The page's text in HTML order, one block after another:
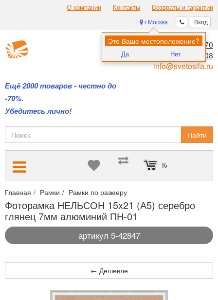
О компании Контакты Возвраты и гарантии
Вход
г Москва
Это Ваше местоположение?
Да Нет
Ещё 2000 товаров - честно до
-70%.
Убедитесь лично!
8 (495) 970-00-70
8 (800) 700-11-08
info@svetosila.ru
Найти
Корзина пуста
Главная Рамки Рамки по размеру
Фоторамка НЕЛЬСОН 15x21 (А5) серебро
глянец 7мм алюминий ПН-01
артикул 5-42847
← Дешевле